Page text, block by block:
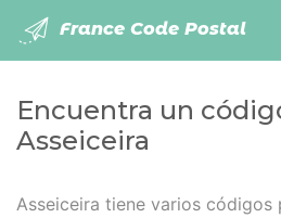
France Code Postal
Encuentra un
Asseiceira
Asseiceira tiene varios códigos